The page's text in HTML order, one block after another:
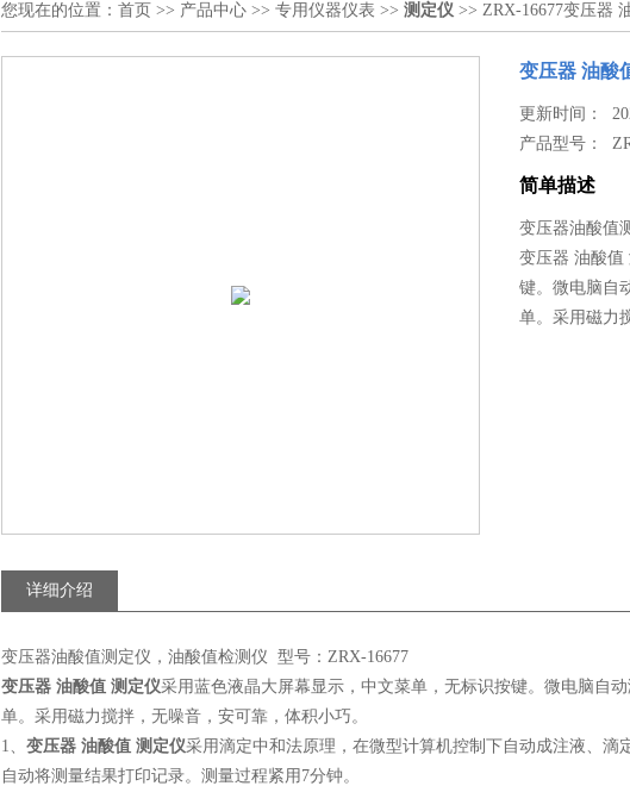
您现在的位置： 首页 >> 产品中心 >> 专用仪器仪表 >> 测定仪 >> ZRX-16677变压器
变压器 油酸
更新时间：
产品型号：
简单描述
变压器油酸值
变压器 油酸值
键。微电脑自
单。采用磁力
详细介绍
变压器油酸值测定仪，油酸值检测仪 型号：ZRX-16677
变压器 油酸值 测定仪采用蓝色液晶大屏幕显示，中文菜单，无标识按键。微电脑自
单。采用磁力搅拌，无噪音，安可靠，体积小巧。
1、 变压器 油酸值 测定仪采用滴定中和法原理，在微型计算机控制下自动成注液、
自动将测量结果打印记录。测量过程紧用7分钟。